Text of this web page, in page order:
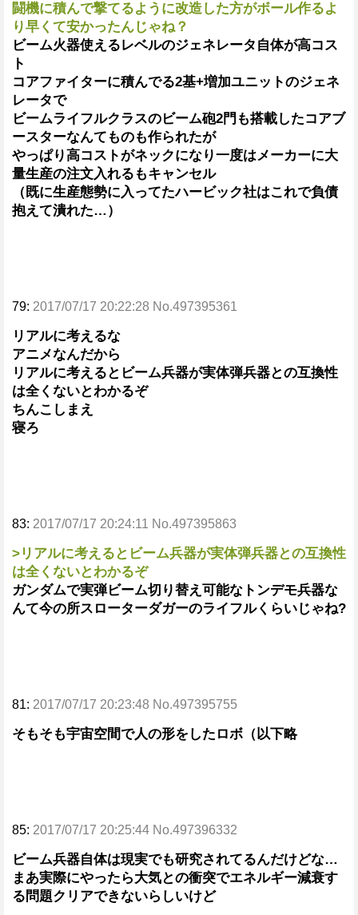
闘機に積んで撃てるように改造した方がボール作るよ
り早くて安かったんじゃね？
ビーム火器使えるレベルのジェネレータ自体が高コス
ト
コアファイターに積んでる2基+増加ユニットのジェネ
レータで
ビームライフルクラスのビーム砲2門も搭載したコアブ
ースターなんてものも作られたが
やっぱり高コストがネックになり一度はメーカーに大
量生産の注文入れるもキャンセル
（既に生産態勢に入ってたハービック社はこれで負債
抱えて潰れた…）
79: 2017/07/17 20:22:28 No.497395361
リアルに考えるな
アニメなんだから
リアルに考えるとビーム兵器が実体弾兵器との互換性
は全くないとわかるぞ
ちんこしまえ
寝ろ
83: 2017/07/17 20:24:11 No.497395863
>リアルに考えるとビーム兵器が実体弾兵器との互換性
は全くないとわかるぞ
ガンダムで実弾ビーム切り替え可能なトンデモ兵器な
んて今の所スローターダガーのライフルくらいじゃね?
81: 2017/07/17 20:23:48 No.497395755
そもそも宇宙空間で人の形をしたロボ（以下略
85: 2017/07/17 20:25:44 No.497396332
ビーム兵器自体は現実でも研究されてるんだけどな…
まあ実際にやったら大気との衝突でエネルギー減衰す
る問題クリアできないらしいけど